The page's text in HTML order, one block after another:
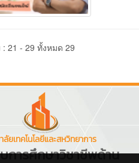
21 - 29 ทั้งหมด 29
ลัยเทคโนโลยีและสหวิทยาการ
การศึกษาวิชาชีพด้าน